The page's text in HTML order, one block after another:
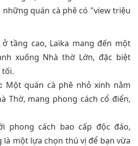
quán cà phê có "view triệu
ở tầng cao, Laika mang đến một
xuống Nhà thờ Lớn, đặc biệt
tối.
Một quán cà phê nhỏ xinh nằm
Thờ, mang phong cách cổ điển,
phong cách bao cấp độc đáo,
là một lựa chọn thú vị để bạn vừa